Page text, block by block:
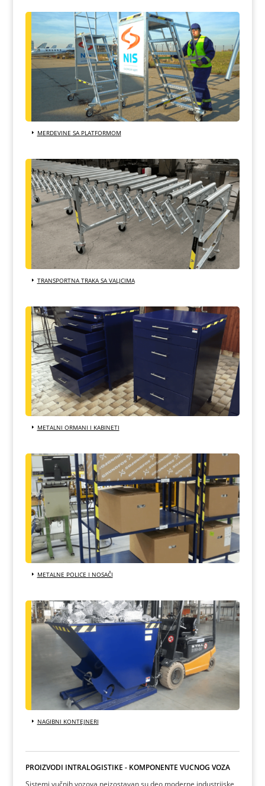
MERDEVINE SA PLATFORMOM
TRANSPORTNA TRAKA SA VALJCIMA
METALNI ORMANI I KABINETI
METALNE POLICE I NOSAČI
NAGIBNI KONTEJNERI
PROIZVODI INTRALOGISTIKE - KOMPONENTE VUČNOG VOZA